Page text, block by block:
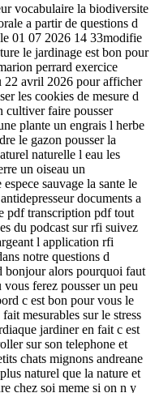
vocabulaire la biodiversite
a partir de questions d
01 07 2026 14 33modifie
le jardinage est bon pour
perrard exercice
22 avril 2026 pour afficher
les cookies de mesure d
cultiver faire pousser
plante un engrais l herbe
le gazon pousser la
naturelle l eau les
un oiseau un
sauvage la sante le
documents a
pdf transcription pdf tout
du podcast sur rfi suivez
l application rfi
notre questions d
bonjour alors pourquoi faut
ferez pousser un peu
c est bon pour vous le
mesurables sur le stress
jardiner en fait c est
sur son telephone et
chats mignons andreane
naturel que la nature et
chez soi meme si on n y